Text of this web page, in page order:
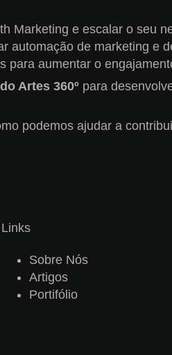
Marketing e escalar o seu
automação de marketing e
para aumentar o
Artes 360º para
podemos ajudar a
Links
Sobre Nós
Artigos
Portifólio